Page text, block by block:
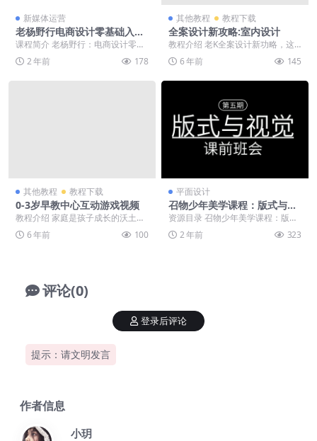
新媒体运营
老杨野行电商设计零基础入门
到实战
课程简介 老杨野行：电商设计零基
础入门到实战，视频+素材，价值1
99 程目录包含...
2 年前 178
其他教程 教程下载
全案设计新攻略:室内设计
教程介绍 老K全案设计新功略，这
是一套从构思到表达，从平面到立
面，从空间到透视的...
6 年前 145
其他教程 教程下载
0-3岁早教中心互动游戏视频
教程介绍 家庭是孩子成长的沃土。
父母是孩子们的启蒙教师、游戏的
伙伴。父母传递爱的...
6 年前 100
平面设计
召物少年美学课程：版式与视
觉第五期
资源目录 召物少年美学课程：版式
与视觉第五期（只有视频） ├──1-
10_第九节...
2 年前 323
评论(0)
提示：请文明发言
登录后评论
作者信息
小玥